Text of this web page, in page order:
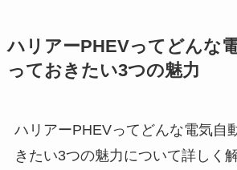
ハリアーPHEVってどんな
っておきたい3つの魅力
ハリアーPHEVってどんな電気自
きたい3つの魅力について詳しく